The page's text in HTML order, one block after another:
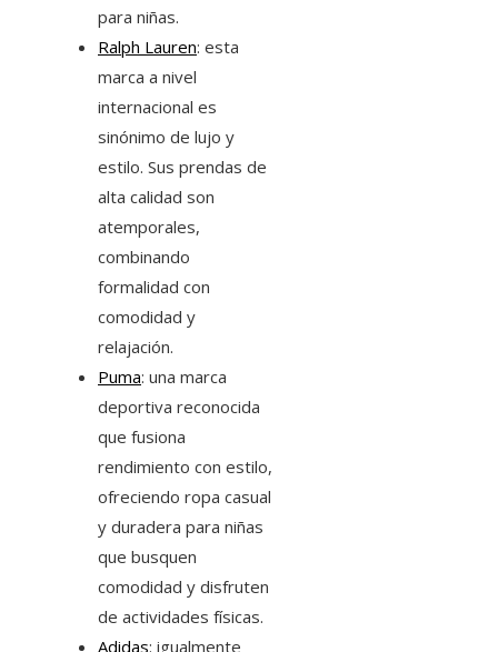
para niñas.
Ralph Lauren: esta
marca a nivel
internacional es
sinónimo de lujo y
estilo. Sus prendas de
alta calidad son
atemporales,
combinando
formalidad con
comodidad y
relajación.
Puma: una marca
deportiva reconocida
que fusiona
rendimiento con estilo,
ofreciendo ropa casual
y duradera para niñas
que busquen
comodidad y disfruten
de actividades físicas.
Adidas: igualmente